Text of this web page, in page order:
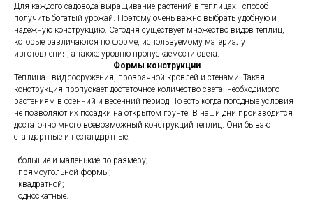
Для каждого садовода выращивание растений в теплицах - способ
получить богатый урожай. Поэтому очень важно выбрать удобную и
надежную конструкцию. Сегодня существует множество видов теплиц,
которые различаются по форме, используемому материалу
изготовления, а также уровню пропускаемости света.
Формы конструкции
Теплица - вид сооружения, прозрачной кровлей и стенами. Такая
конструкция пропускает достаточное количество света, необходимого
растениям в осенний и весенний период. То есть когда погодные условия
не позволяют их посадки на открытом грунте. В наши дни производится
достаточно много всевозможный конструкций теплиц. Они бывают
стандартные и нестандартные:
· большие и маленькие по размеру;
· прямоугольной формы;
· квадратной;
· односкатные.